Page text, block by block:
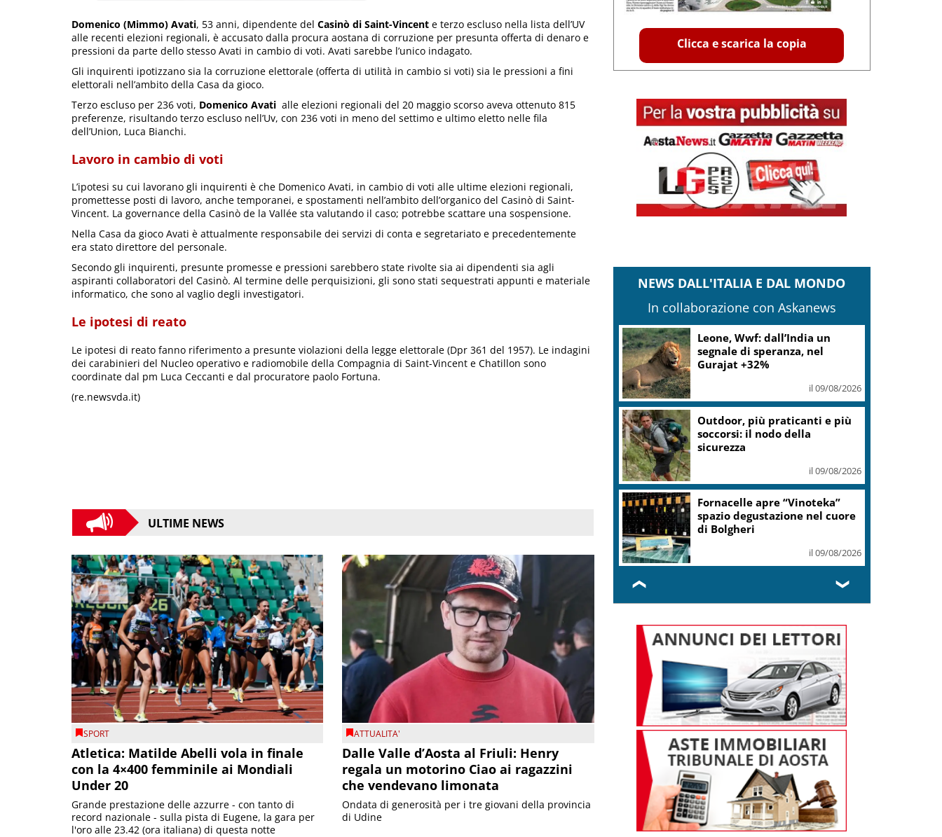
Domenico (Mimmo) Avati, 53 anni, dipendente del Casinò di Saint-Vincent e terzo escluso nella lista dell’UV
alle recenti elezioni regionali, è accusato dalla procura aostana di corruzione per presunta offerta di denaro e
pressioni da parte dello stesso Avati in cambio di voti. Avati sarebbe l’unico indagato.
Gli inquirenti ipotizzano sia la corruzione elettorale (offerta di utilità in cambio si voti) sia le pressioni a fini
elettorali nell’ambito della Casa da gioco.
Terzo escluso per 236 voti, Domenico Avati alle elezioni regionali del 20 maggio scorso aveva ottenuto 815
preferenze, risultando terzo escluso nell’Uv, con 236 voti in meno del settimo e ultimo eletto nelle fila
dell’Union, Luca Bianchi.
Lavoro in cambio di voti
L’ipotesi su cui lavorano gli inquirenti è che Domenico Avati, in cambio di voti alle ultime elezioni regionali,
promettesse posti di lavoro, anche temporanei, e spostamenti nell’ambito dell’organico del Casinò di Saint-
Vincent. La governance della Casinò de la Vallée sta valutando il caso; potrebbe scattare una sospensione.
Nella Casa da gioco Avati è attualmente responsabile dei servizi di conta e segretariato e precedentemente
era stato direttore del personale.
Secondo gli inquirenti, presunte promesse e pressioni sarebbero state rivolte sia ai dipendenti sia agli
aspiranti collaboratori del Casinò. Al termine delle perquisizioni, gli sono stati sequestrati appunti e materiale
informatico, che sono al vaglio degli investigatori.
Le ipotesi di reato
Le ipotesi di reato fanno riferimento a presunte violazioni della legge elettorale (Dpr 361 del 1957). Le indagini
dei carabinieri del Nucleo operativo e radiomobile della Compagnia di Saint-Vincent e Chatillon sono
coordinate dal pm Luca Ceccanti e dal procuratore paolo Fortuna.
(re.newsvda.it)
ULTIME NEWS
SPORT
Atletica: Matilde Abelli vola in finale
con la 4×400 femminile ai Mondiali
Under 20
Grande prestazione delle azzurre - con tanto di
record nazionale - sulla pista di Eugene, la gara per
l'oro alle 23.42 (ora italiana) di questa notte
ATTUALITA'
Dalle Valle d’Aosta al Friuli: Henry
regala un motorino Ciao ai ragazzini
che vendevano limonata
Ondata di generosità per i tre giovani della provincia
di Udine
Clicca e scarica la copia
NEWS DALL'ITALIA E DAL MONDO
In collaborazione con Askanews
Iran, Mojtaba Khamenei ha
incontrato Pezeshkian
Gaza, Israele respinge il piano
in 15 punti del Board of Peace
Si è spento a Roma
Massimiliano Cencelli, diede il
nome al famoso Manuale
❮ ❯